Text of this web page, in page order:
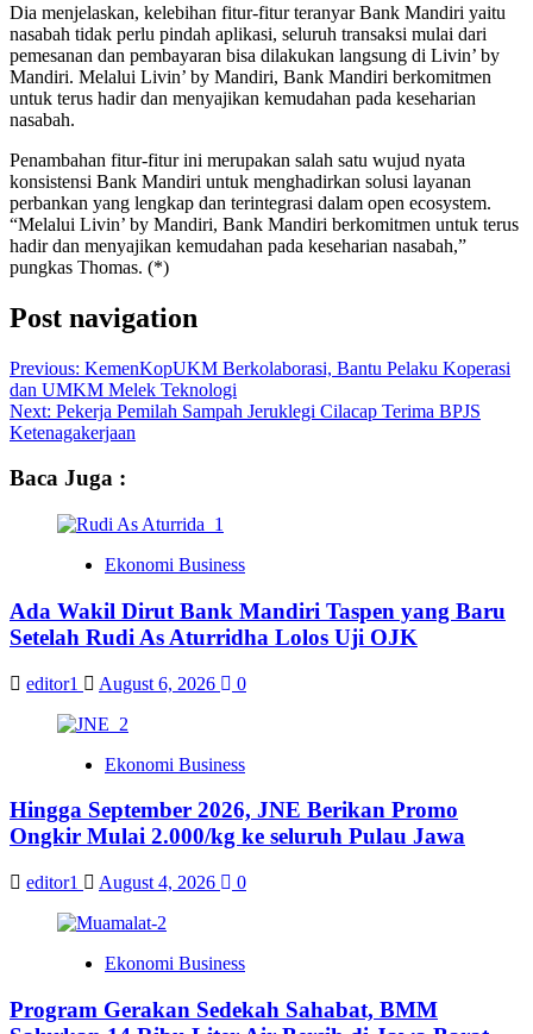
Dia menjelaskan, kelebihan fitur-fitur teranyar Bank Mandiri yaitu
nasabah tidak perlu pindah aplikasi, seluruh transaksi mulai dari
pemesanan dan pembayaran bisa dilakukan langsung di Livin’ by
Mandiri. Melalui Livin’ by Mandiri, Bank Mandiri berkomitmen
untuk terus hadir dan menyajikan kemudahan pada keseharian
nasabah.
Penambahan fitur-fitur ini merupakan salah satu wujud nyata
konsistensi Bank Mandiri untuk menghadirkan solusi layanan
perbankan yang lengkap dan terintegrasi dalam open ecosystem.
“Melalui Livin’ by Mandiri, Bank Mandiri berkomitmen untuk terus
hadir dan menyajikan kemudahan pada keseharian nasabah,”
pungkas Thomas. (*)
Post navigation
Previous: KemenKopUKM Berkolaborasi, Bantu Pelaku Koperasi
dan UMKM Melek Teknologi
Next: Pekerja Pemilah Sampah Jeruklegi Cilacap Terima BPJS
Ketenagakerjaan
Baca Juga :
Ekonomi Business
Ada Wakil Dirut Bank Mandiri Taspen yang Baru
Setelah Rudi As Aturridha Lolos Uji OJK
editor1 August 6, 2026 0
Ekonomi Business
Hingga September 2026, JNE Berikan Promo
Ongkir Mulai 2.000/kg ke seluruh Pulau Jawa
editor1 August 4, 2026 0
Ekonomi Business
Program Gerakan Sedekah Sahabat, BMM